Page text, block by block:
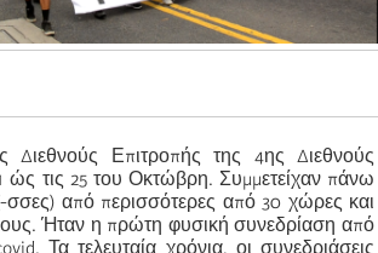
Διεθνούς Επιτροπής της 4ης Διεθνούς
ώς τις 25 του Οκτώβρη. Συμμετείχαν πάνω
από περισσότερες από 30 χώρες και
Ήταν η πρώτη φυσική συνεδρίαση από
Τα τελευταία χρόνια, οι συνεδριάσεις